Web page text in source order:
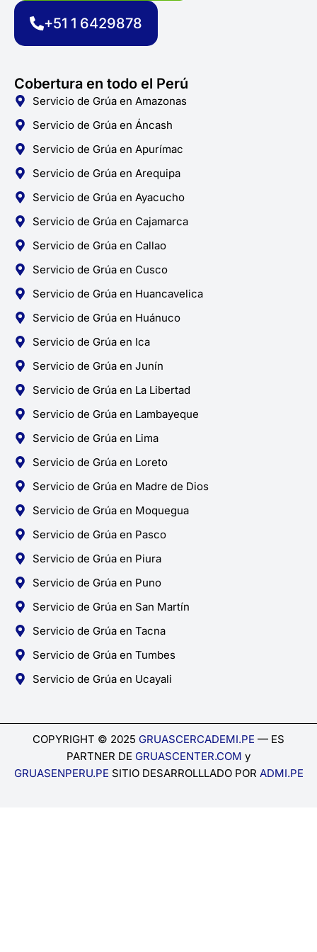
m
+51 1 6429878
Cobertura en todo el Perú
Servicio de Grúa en Amazonas
Servicio de Grúa en Áncash
Servicio de Grúa en Apurímac
Servicio de Grúa en Arequipa
Servicio de Grúa en Ayacucho
Servicio de Grúa en Cajamarca
Servicio de Grúa en Callao
Servicio de Grúa en Cusco
Servicio de Grúa en Huancavelica
Servicio de Grúa en Huánuco
Servicio de Grúa en Ica
Servicio de Grúa en Junín
Servicio de Grúa en La Libertad
Servicio de Grúa en Lambayeque
Servicio de Grúa en Lima
Servicio de Grúa en Loreto
Servicio de Grúa en Madre de Dios
Servicio de Grúa en Moquegua
Servicio de Grúa en Pasco
Servicio de Grúa en Piura
Servicio de Grúa en Puno
Servicio de Grúa en San Martín
Servicio de Grúa en Tacna
Servicio de Grúa en Tumbes
Servicio de Grúa en Ucayali
COPYRIGHT © 2025 GRUASCERCADEMI.PE — ES
PARTNER DE GRUASCENTER.COM y
GRUASENPERU.PE SITIO DESARROLLLADO POR ADMI.PE